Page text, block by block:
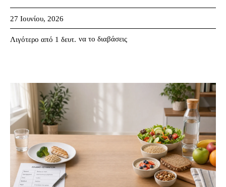
27 Ιουνίου, 2026
Λιγότερο από 1 δευτ. να το διαβάσεις